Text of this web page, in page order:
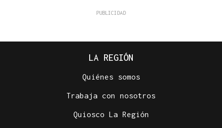
LA REGIÓN
Quiénes somos
Trabaja con nosotros
Quiosco La Región